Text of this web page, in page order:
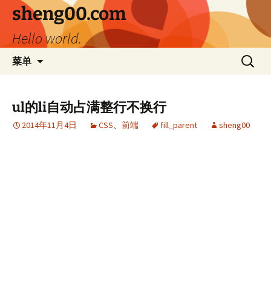
文
sheng00.com
Hello world.
菜单
搜
索：
ul的li自动占满整行不换行
2014年11月4日 CSS、 前端 fill_parent sheng00